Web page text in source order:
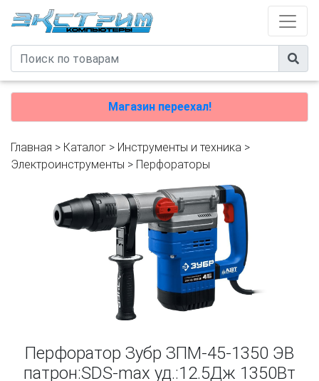
Магазин переехал!
Главная > Каталог > Инструменты и техника >
Электроинструменты > Перфораторы
Перфоратор Зубр ЗПМ-45-1350 ЭВ
патрон:SDS-max уд.:12.5Дж 1350Вт